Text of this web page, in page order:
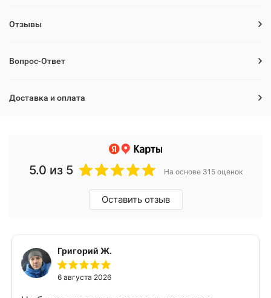
Отзывы
Вопрос-Ответ
Доставка и оплата